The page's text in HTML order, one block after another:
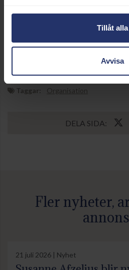
Tillåt alla
Avvisa
nyhetsuppdatering kommer
Taggar: Organisation
DELA SIDA:
Fler nyheter,
21 juli 2026 | Nyhet